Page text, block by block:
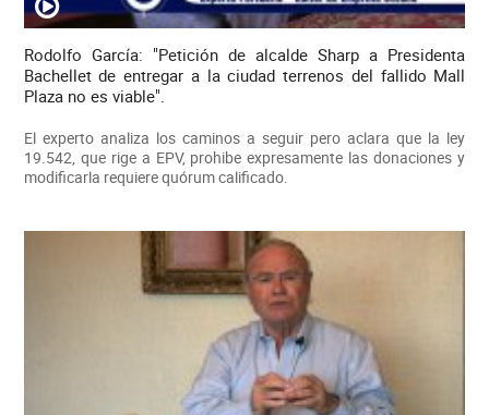
Rodolfo García: "Petición de alcalde Sharp a Presidenta
Bachellet de entregar a la ciudad terrenos del fallido Mall
Plaza no es viable".
El experto analiza los caminos a seguir pero aclara que la ley
19.542, que rige a EPV, prohibe expresamente las donaciones y
modificarla requiere quórum calificado.